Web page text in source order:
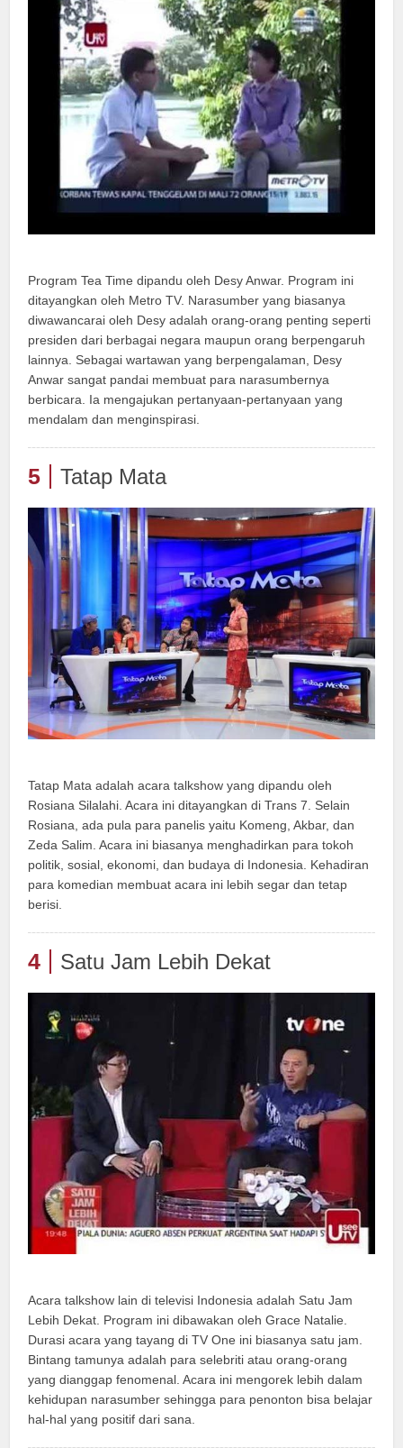
Program Tea Time dipandu oleh Desy Anwar. Program ini
ditayangkan oleh Metro TV. Narasumber yang biasanya
diwawancarai oleh Desy adalah orang-orang penting seperti
presiden dari berbagai negara maupun orang berpengaruh
lainnya. Sebagai wartawan yang berpengalaman, Desy
Anwar sangat pandai membuat para narasumbernya
berbicara. Ia mengajukan pertanyaan-pertanyaan yang
mendalam dan menginspirasi.
5 Tatap Mata
Tatap Mata adalah acara talkshow yang dipandu oleh
Rosiana Silalahi. Acara ini ditayangkan di Trans 7. Selain
Rosiana, ada pula para panelis yaitu Komeng, Akbar, dan
Zeda Salim. Acara ini biasanya menghadirkan para tokoh
politik, sosial, ekonomi, dan budaya di Indonesia. Kehadiran
para komedian membuat acara ini lebih segar dan tetap
berisi.
4 Satu Jam Lebih Dekat
Acara talkshow lain di televisi Indonesia adalah Satu Jam
Lebih Dekat. Program ini dibawakan oleh Grace Natalie.
Durasi acara yang tayang di TV One ini biasanya satu jam.
Bintang tamunya adalah para selebriti atau orang-orang
yang dianggap fenomenal. Acara ini mengorek lebih dalam
kehidupan narasumber sehingga para penonton bisa belajar
hal-hal yang positif dari sana.